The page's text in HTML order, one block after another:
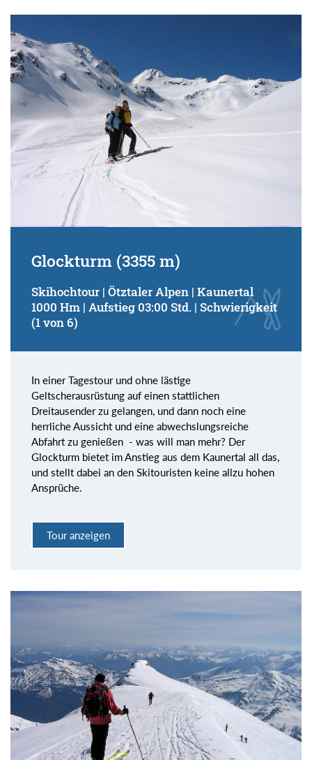
Glockturm (3355 m)
Skihochtour | Ötztaler Alpen | Kaunertal
1000 Hm | Aufstieg 03:00 Std. | Schwierigkeit
(1 von 6)
In einer Tagestour und ohne lästige
Geltscherausrüstung auf einen stattlichen
Dreitausender zu gelangen, und dann noch eine
herrliche Aussicht und eine abwechslungsreiche
Abfahrt zu genießen - was will man mehr? Der
Glockturm bietet im Anstieg aus dem Kaunertal all das,
und stellt dabei an den Skitouristen keine allzu hohen
Ansprüche.
Tour anzeigen